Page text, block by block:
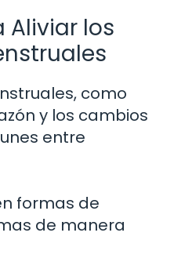
Aliviar los
como
y los cambios
entre
formas de
de manera